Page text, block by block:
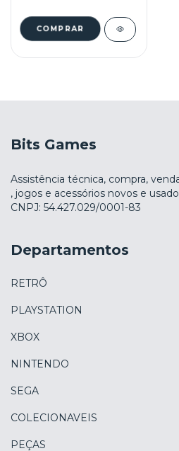
Bits Games
Assistência técnica, compra,
, jogos e acessórios novos e
CNPJ: 54.427.029/0001-83
Departamentos
RETRÔ
PLAYSTATION
XBOX
NINTENDO
SEGA
COLECIONAVEIS
PEÇAS